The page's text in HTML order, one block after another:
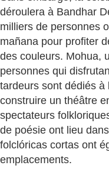
déroulera à Bandhar
milliers de personnes
mañana pour profiter
des couleurs. Mohua,
personnes qui
tardeurs sont dédiés à
construire un théâtre
spectateurs
de poésie ont lieu
folclóricas cortas ont
emplacements.